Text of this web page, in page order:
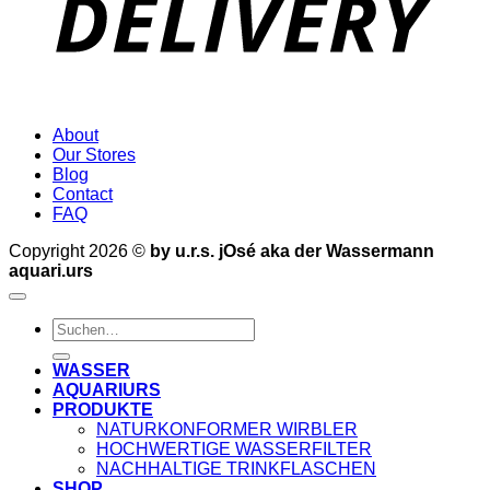
About
Our Stores
Blog
Contact
FAQ
Copyright 2026 © by u.r.s. jOsé aka der Wassermann
aquari.urs
Suche
nach:
WASSER
AQUARIURS
PRODUKTE
NATURKONFORMER WIRBLER
HOCHWERTIGE WASSERFILTER
NACHHALTIGE TRINKFLASCHEN